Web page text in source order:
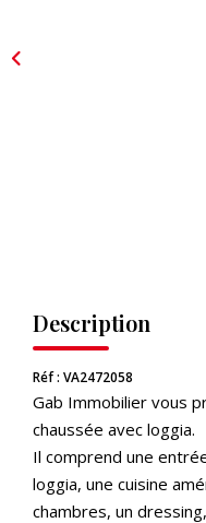
Description
Réf : VA2472058
Gab Immobilier vous
chaussée avec loggia.
Il comprend une
loggia, une cuisine
chambres, un